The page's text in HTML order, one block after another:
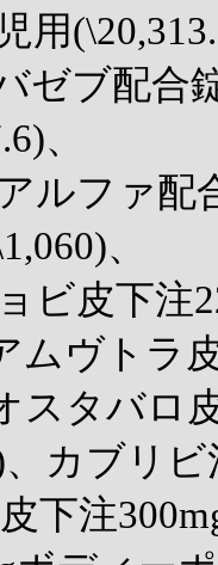
用
ゼブ配合
、
ルファ
、
ビ皮下
ムヴトラ
スタバロ
、カブリ
下注